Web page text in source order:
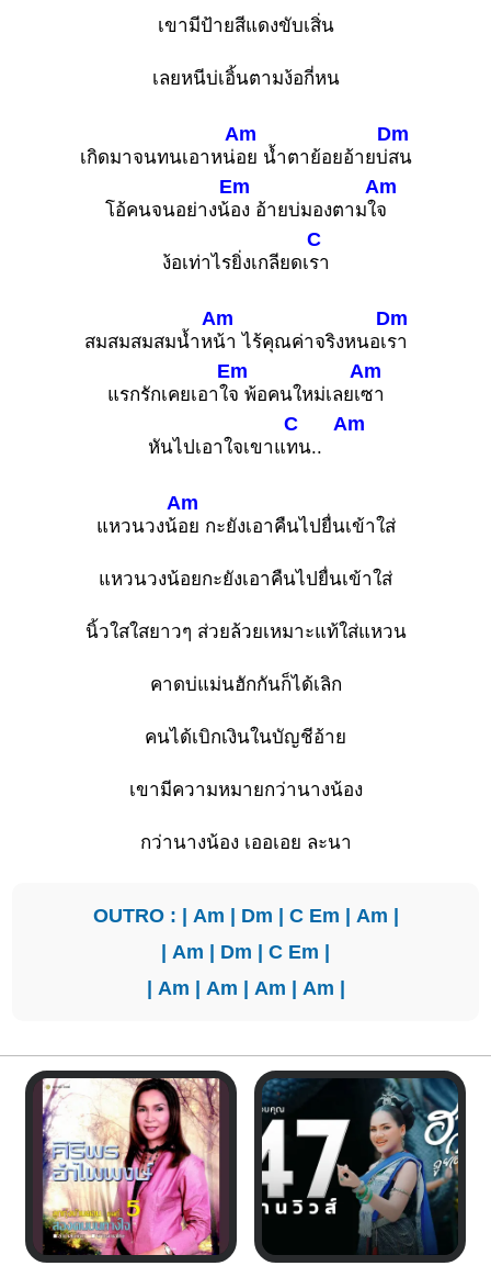
เขามีป้ายสีแดงขับเสิ่น
เลยหนีบ่เอิ้นตามง้อกี่หน
เกิดมาจนทนเอาหน่
Am
อย น้ำตาย้อยอ้ายบ่
Dm
สน
โอ้คนจนอย่างน้
Em
อง อ้ายบ่มองตามใ
Am
จ
ง้อเท่าไรยิ่งเกลียดเ
C
รา
สมสมสมสมน้ำห
Am
น้า ไร้คุณค่าจริงหนอเ
Dm
รา
แรกรักเคยเอาใ
Em
จ พ้อคนใหม่เลยเ
Am
ซา
หันไปเอาใจเขาแ
C
ทน..
Am
แหวนวงน้
Am
อย กะยังเอาคืนไปยื่นเข้าใส่
แหวนวงน้อยกะยังเอาคืนไปยื่นเข้าใส่
นิ้วใสใสยาวๆ ส่วยล้วยเหมาะแท้ใส่แหวน
คาดบ่แม่นฮักกันก็ได้เลิก
คนได้เบิกเงินในบัญชีอ้าย
เขามีความหมายกว่านางน้อง
กว่านางน้อง เออเอย ละนา
OUTRO : | Am | Dm | C Em | Am |
| Am | Dm | C Em |
| Am | Am | Am | Am |